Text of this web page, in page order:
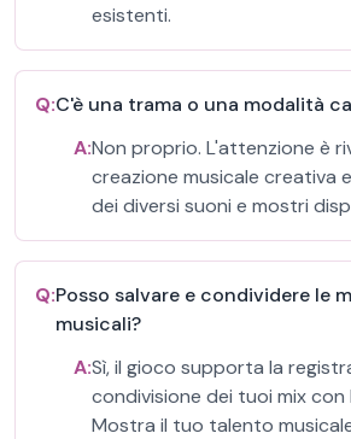
esistenti.
Q:C'è una trama o una modalità
A:Non proprio. L'attenzione è
creazione musicale creativa
dei diversi suoni e mostri
Q:Posso salvare e condividere le
musicali?
A:Sì, il gioco supporta la
condivisione dei tuoi mix con
Mostra il tuo talento